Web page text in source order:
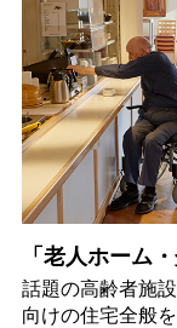
「老人ホーム
話題の高齢者施
向けの住宅全般